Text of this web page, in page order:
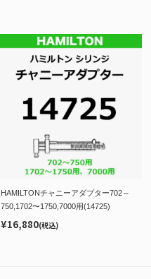
HAMILTONチャニーアダプター702～
750,1702〜1750,7000用(14725)
¥16,880(税込)